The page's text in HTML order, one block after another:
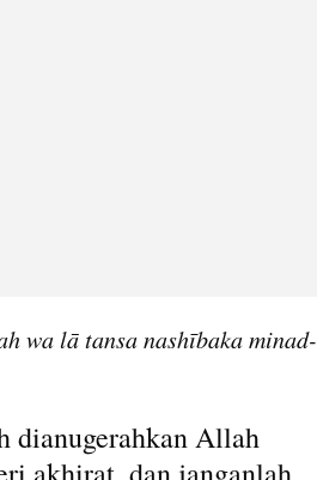
wa lā tansa nashībaka minad-
dianugerahkan Allah